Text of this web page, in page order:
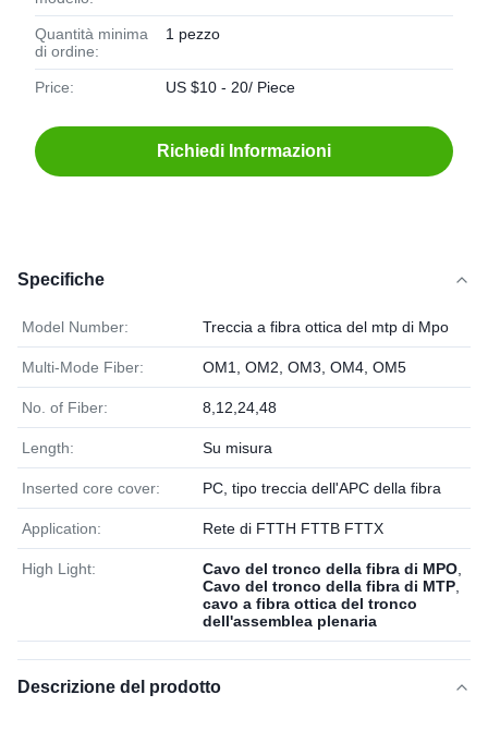
Quantità minima
di ordine:
1 pezzo
Price: US $10 - 20/ Piece
Richiedi Informazioni
Specifiche
Model Number: Treccia a fibra ottica del mtp di Mpo
Multi-Mode Fiber: OM1, OM2, OM3, OM4, OM5
No. of Fiber: 8,12,24,48
Length: Su misura
Inserted core cover: PC, tipo treccia dell'APC della fibra
Application: Rete di FTTH FTTB FTTX
High Light: Cavo del tronco della fibra di MPO
Cavo del tronco della fibra di MTP
cavo a fibra ottica del tronco
dell'assemblea plenaria
Descrizione del prodotto